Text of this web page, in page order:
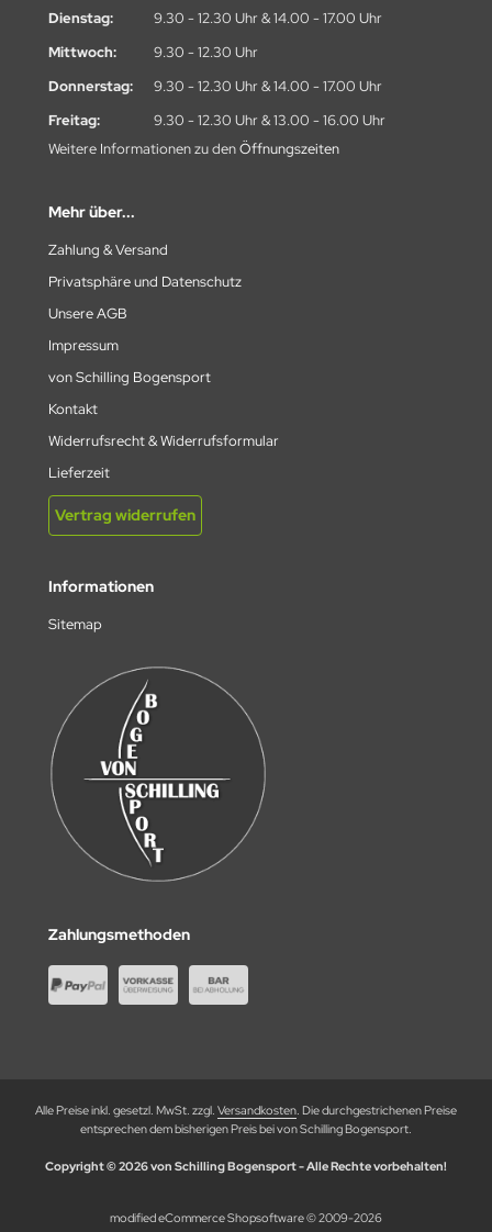
Dienstag:
9.30 - 12.30 Uhr & 14.00 - 17.00 Uhr
Mittwoch:
9.30 - 12.30 Uhr
Donnerstag:
9.30 - 12.30 Uhr & 14.00 - 17.00 Uhr
Freitag:
9.30 - 12.30 Uhr & 13.00 - 16.00 Uhr
Weitere Informationen zu denÖffnungszeiten
Mehr über...
Zahlung & Versand
Privatsphäre und Datenschutz
Unsere AGB
Impressum
von Schilling Bogensport
Kontakt
Widerrufsrecht & Widerrufsformular
Lieferzeit
Vertrag widerrufen
Informationen
Sitemap
Zahlungsmethoden
Alle Preise inkl. gesetzl. MwSt. zzgl. Versandkosten. Die durchgestrichenen Preise
entsprechen dem bisherigen Preis bei von Schilling Bogensport.
Copyright © 2026 von Schilling Bogensport - Alle Rechte vorbehalten!
modified eCommerce Shopsoftware © 2009-2026
MOUNTAIN